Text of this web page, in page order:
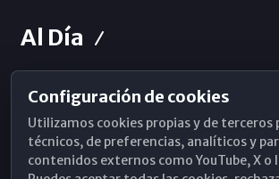
Al Día
Horarios de Misa
Hemeroteca
WhatsApp
Configuración de cookies
Utilizamos cookies propias y de terceros
técnicos, de preferencias, analíticos y
contenidos externos como YouTube, X o